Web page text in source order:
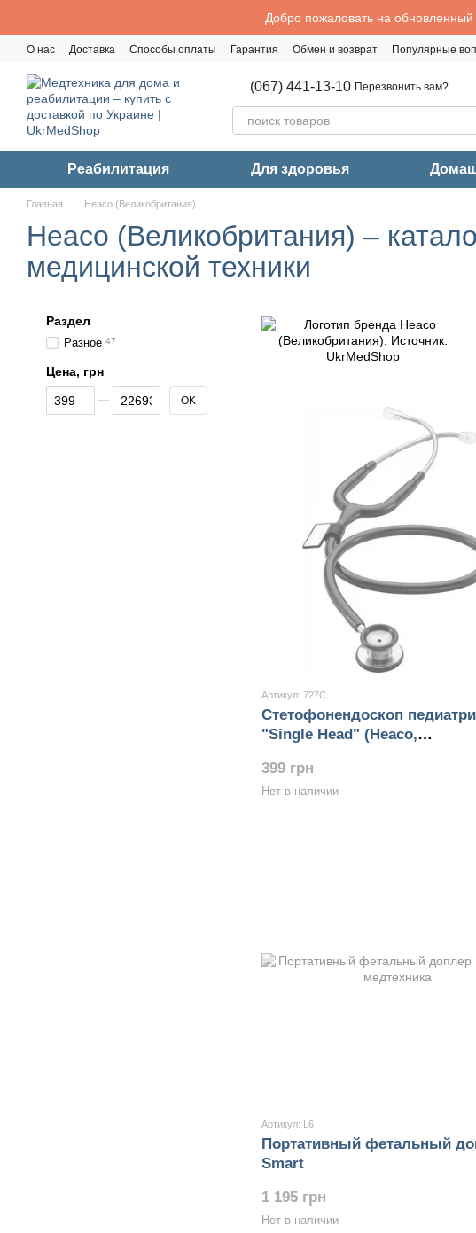
Добро пожаловать на
О нас Доставка Способы оплаты Гарантия Обмен и возврат Популярные
(067) 441-13-10 Перезвонить вам?
Реабилитация Для здоровья
Главная Heaco (Великобритания)
Heaco (Великобритания) –
медицинской техники
Артикул: 727C
Стетофонендоскоп
"Single Head" (Heaco,
399 грн
Нет в наличии
Артикул: L6
Портативный фетальный
Smart
1 195 грн
Нет в наличии
Раздел
Разное 47
Цена, грн
От Цена, грн
До Цена, грн OK